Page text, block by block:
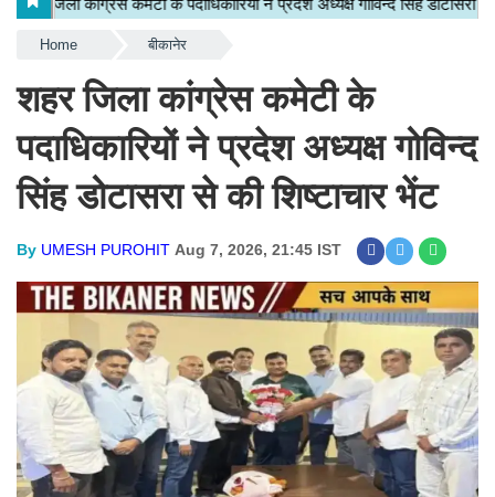
Home बीकानेर
शहर जिला कांग्रेस कमेटी के
पदाधिकारियों ने प्रदेश अध्यक्ष गोविन्द
सिंह डोटासरा से की शिष्टाचार भेंट
By UMESH PUROHIT Aug 7, 2026, 21:45 IST